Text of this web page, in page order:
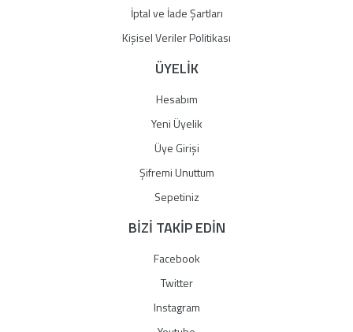
İptal ve İade Şartları
Kişisel Veriler Politikası
ÜYELİK
Hesabım
Yeni Üyelik
Üye Girişi
Şifremi Unuttum
Sepetiniz
BİZİ TAKİP EDİN
Facebook
Twitter
Instagram